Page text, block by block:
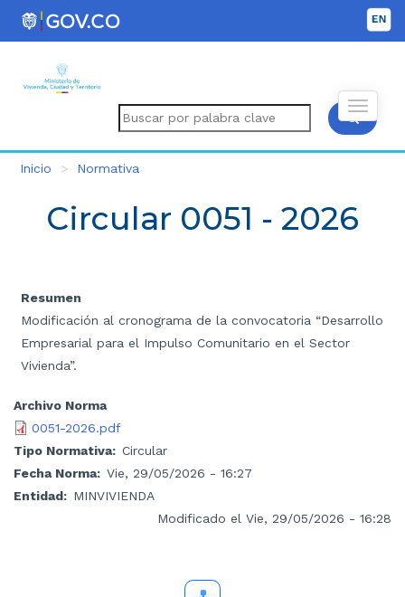
Inicio Normativa
Circular 0051 - 2026
Resumen
Modificación al cronograma de la convocatoria “Desarrollo
Empresarial para el Impulso Comunitario en el Sector
Vivienda”.
Archivo Norma
0051-2026.pdf
Tipo Normativa
Circular
Fecha Norma
Vie, 29/05/2026 - 16:27
Entidad
MINVIVIENDA
Modificado el Vie, 29/05/2026 - 16:28